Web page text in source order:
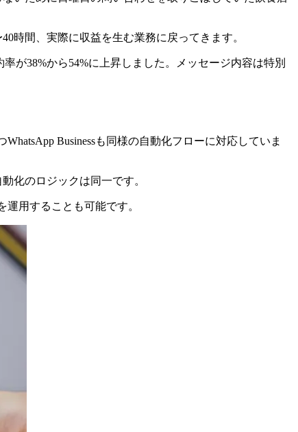
時間、実際に収益を生む業務に戻ってきます。
が38%から54%に上昇しました。メッセージ内容は特別
Businessも同様の自動化フローに対応していま
化のロジックは同一です。
用することも可能です。